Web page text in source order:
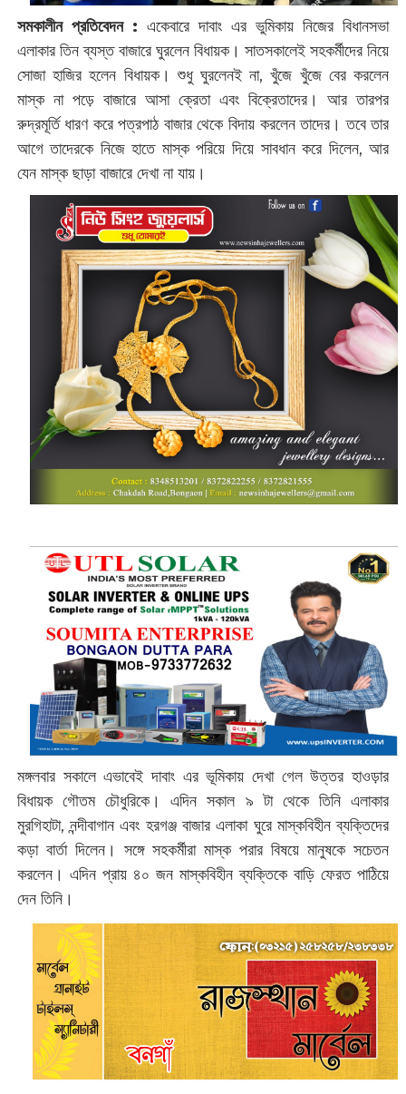
সমকালীন প্রতিবেদন : একেবারে দাবাং এর ভুমিকায় নিজের বিধানসভা
এলাকার তিন ব্যস্ত বাজারে ঘুরলেন ‌বিধায়ক। সাতসকালেই সহকর্মীদের নিয়ে
সোজা হাজির হলেন বিধায়ক। শুধু ঘুরলেনই না, খুঁজে খুঁজে বের করলেন
মাস্ক না পড়ে বাজারে আসা ক্রেতা এবং বিক্রেতাদের। আর তারপর
রুদ্রমূর্তি ধারণ করে পত্রপাঠ বাজার থেকে বিদায় করলেন তাদের। তবে তার
আগে তাদেরকে নিজে হাতে মাস্ক পরিয়ে দিয়ে সাবধান করে দিলেন, আর
যেন মাস্ক ছাড়া বাজারে দেখা না যায়।
মঙ্গলবার সকালে এভাবেই দাবাং এর ভূমিকায় দেখা গেল উত্তর হাওড়ার
বিধায়ক গৌতম চৌধুরিকে। এদিন সকাল ৯ টা থেকে তিনি এলাকার
মুরগিহাটা, নন্দীবাগান এবং হরগঞ্জ বাজার এলাকা ঘুরে মাস্কবিহীন ব্যক্তিদের
কড়া বার্তা দিলেন। সঙ্গে সহকর্মীরা মাস্ক পরার বিষয়ে মানুষকে সচেতন
করলেন। এদিন প্রায় ৪০ জন মাস্কবিহীন ব্যক্তিকে বাড়ি ফেরত পাঠিয়ে
দেন তিনি।